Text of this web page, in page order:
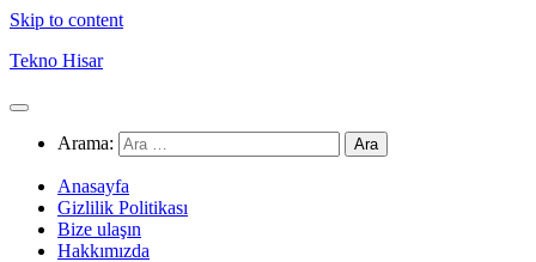
Skip to content
Tekno Hisar
Arama:
Anasayfa
Gizlilik Politikası
Bize ulaşın
Hakkımızda